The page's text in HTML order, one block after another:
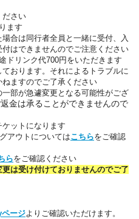
ださい
ます
合は同行者全員と一緒に受付、入
はできませんのでご注意ください
ドリンク代700円をいただきます
おります。それによるトラブルに
ますのでご了承ください
部が急遽変更となる可能性がござ
金は承ることができませんので
ットになります
アウトについてはこちらをご確認
らをご確認ください
は受け付けておりませんのでご了
ページよりご確認いただけます。